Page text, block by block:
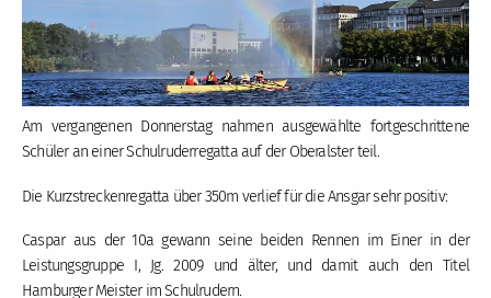
Am vergangenen Donnerstag nahmen ausgewählte fortgeschrittene
Schüler an einer Schulruderregatta auf der Oberalster teil.
Die Kurzstreckenregatta über 350m verlief für die Ansgar sehr positiv:
Caspar aus der 10a gewann seine beiden Rennen im Einer in der
Leistungsgruppe I, Jg. 2009 und älter, und damit auch den Titel
Hamburger Meister im Schulrudern.